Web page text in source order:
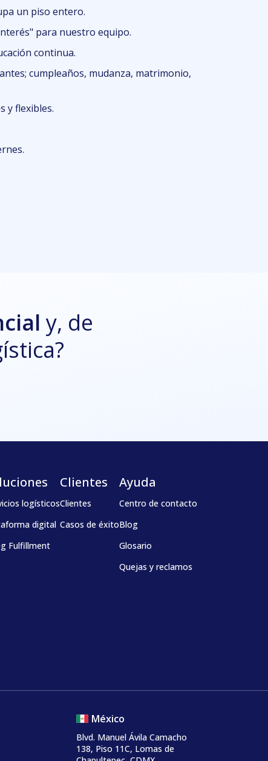
un piso entero.
para nuestro equipo.
continua.
cumpleaños, mudanza, matrimonio,
y flexibles.
y, de
logísticos
digital
Fulfillment
Clientes
Clientes
Casos de éxito
Ayuda
Centro de contacto
Blog
Glosario
Quejas y reclamos
México
Blvd. Manuel Ávila Camacho
138, Piso 11C, Lomas de